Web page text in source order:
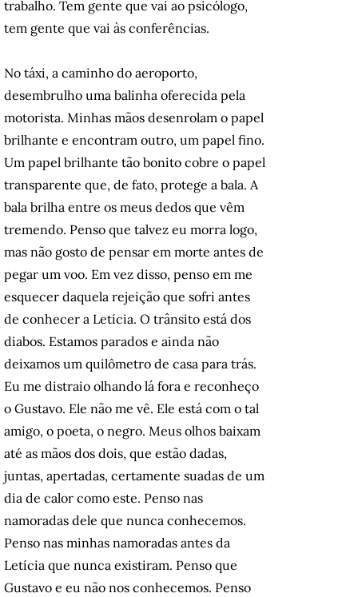
trabalho. Tem gente que vai ao psicólogo,
tem gente que vai às conferências.
No táxi, a caminho do aeroporto,
desembrulho uma balinha oferecida pela
motorista. Minhas mãos desenrolam o papel
brilhante e encontram outro, um papel fino.
Um papel brilhante tão bonito cobre o papel
transparente que, de fato, protege a bala. A
bala brilha entre os meus dedos que vêm
tremendo. Penso que talvez eu morra logo,
mas não gosto de pensar em morte antes de
pegar um voo. Em vez disso, penso em me
esquecer daquela rejeição que sofri antes
de conhecer a Letícia. O trânsito está dos
diabos. Estamos parados e ainda não
deixamos um quilômetro de casa para trás.
Eu me distraio olhando lá fora e reconheço
o Gustavo. Ele não me vê. Ele está com o tal
amigo, o poeta, o negro. Meus olhos baixam
até as mãos dos dois, que estão dadas,
juntas, apertadas, certamente suadas de um
dia de calor como este. Penso nas
namoradas dele que nunca conhecemos.
Penso nas minhas namoradas antes da
Letícia que nunca existiram. Penso que
Gustavo e eu não nos conhecemos. Penso